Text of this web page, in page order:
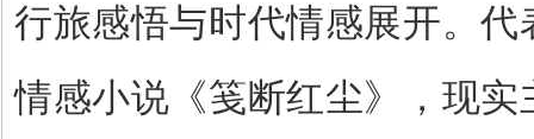
行旅感悟与时代情感展开。
情感小说《笺断红尘》，现